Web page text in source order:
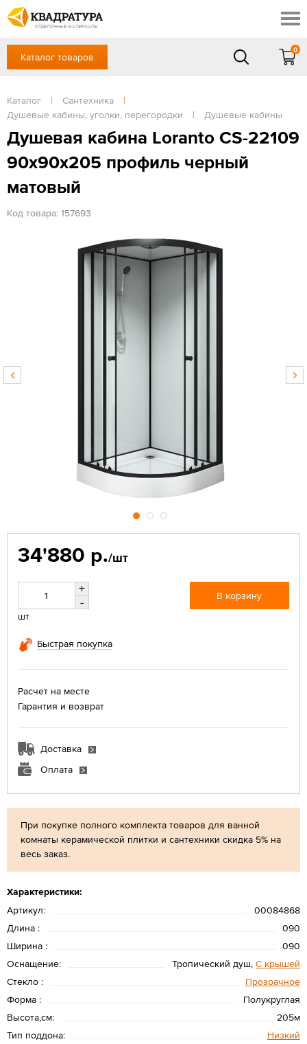
ОТДЕЛОЧНЫЕ МАТЕРИАЛЫ
Профи
Контакты
Доставка и оплата
Выставочный зал
Готовые решения
+7 (861) 217-94-70
Сб, Вс — выходной
ЗАКАЗАТЬ ЗВОНОК
Вход / Регистрация
Каталог товаров
0
Каталог | Сантехника
|
Душевые кабины, уголки, перегородки
| Душевые кабины
Душевая кабина Loranto CS-22109
90x90x205 профиль черный
матовый
Код товара: 157693
При покупке полного комплекта товаров для ванной
комнаты керамической плитки и сантехники скидка 5% на
весь заказ.
Характеристики:
Артикул:
00084868
Длина :
090
Ширина :
090
Оснащение:
Тропический душ, С крышей
Стекло :
Прозрачное
Форма :
Полукруглая
Высота,см:
205м
Тип поддона:
Низкий
34'880 р./шт
+
-
шт
В корзину
Быстрая покупка
Расчет на месте
Гарантия и возврат
Доставка
Оплата